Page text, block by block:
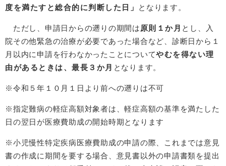
度を満たすと総合的に判断した日」
となります。
ただし、申請日からの遡りの期間は 原則１か月 とし、入
院その他緊急の治療が必要であった場合など、診断日から１
月以内に申請を行わなかったことについてやむを得ない理
由があるときは、最長３か月 となります。
※令和５年１０月１日より前への遡りは不可
※指定難病の軽症高額対象者は、軽症高額の基準を満たした
日の翌日が医療費助成の開始時期となります
※小児慢性特定疾病医療費助成の申請の際、これまでは意見
書の作成に期間を要する場合、意見書以外の申請書類を提出